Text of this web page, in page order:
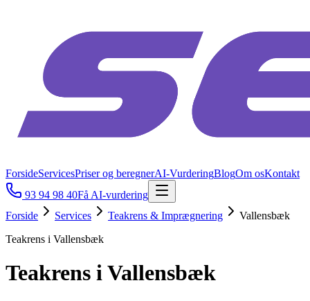
ForsideServicesPriser og beregnerAI-VurderingBlogOm osKontakt
93 94 98 40Få AI-vurdering
Forside
Services Teakrens & Imprægnering
Vallensbæk
Teakrens i Vallensbæk
Teakrens i Vallensbæk